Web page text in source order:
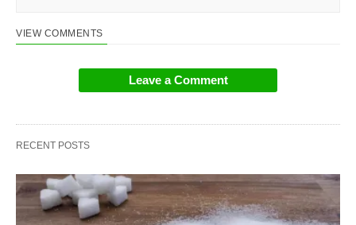
VIEW COMMENTS
Leave a Comment
RECENT POSTS